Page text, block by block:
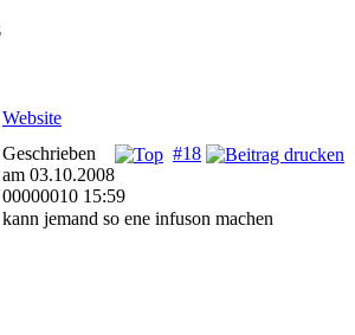
Website
#18
Geschrieben
am 03.10.2008
00000010 15:59
kann jemand so ene infuson machen